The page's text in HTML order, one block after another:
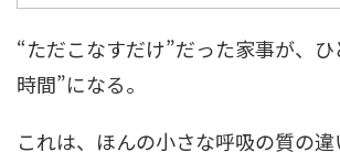
“ただこなすだけ”だった家事が、
時間”になる。
これは、ほんの小さな呼吸の質の